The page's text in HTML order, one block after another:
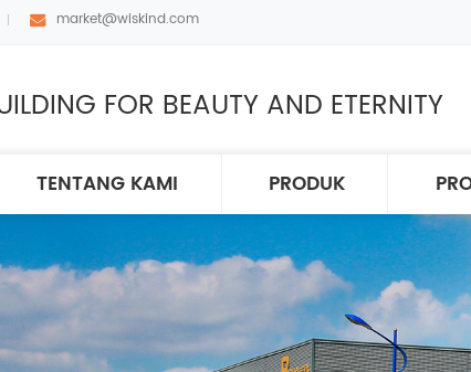
market@wiskind.com
FOR BEAUTY AND ETERNITY
TENTANG KAMI PRODUK